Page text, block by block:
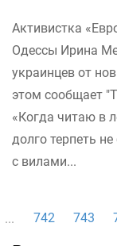
Активистка
Одессы Ирина
украинцев от
этом сообщает
«Когда читаю в
долго терпеть
с вилами...
... 742 743